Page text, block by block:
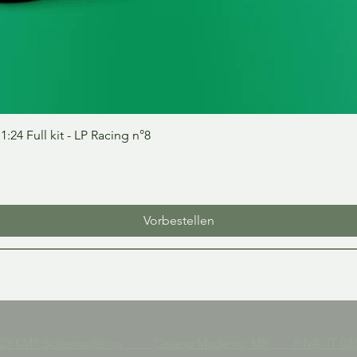
Schnellansicht
Full kit - LP Racing n°8
Vorbestellen